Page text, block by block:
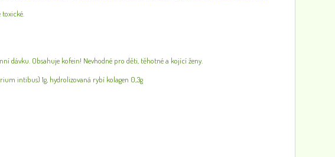
dávku. Obsahuje kofein! Nevhodné pro děti, těhotné a kojící ženy.
intibus) 1g, hydrolizovaná rybí kolagen 0,3g